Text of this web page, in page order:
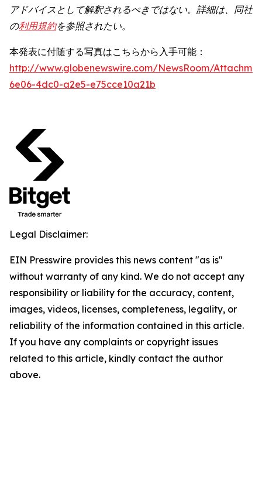
アドバイスとして解釈されるべきではない。詳細は、同社
の利用規約を参照されたい。
本発表に付随する写真はこちらから入手可能：
http://www.globenewswire.com/NewsRoom/
6e06-4dc0-a2e5-e75cce10a21b
Legal Disclaimer:
EIN Presswire provides this news content "as is"
without warranty of any kind. We do not accept any
responsibility or liability for the accuracy, content,
images, videos, licenses, completeness, legality, or
reliability of the information contained in this article.
If you have any complaints or copyright issues
related to this article, kindly contact the author
above.